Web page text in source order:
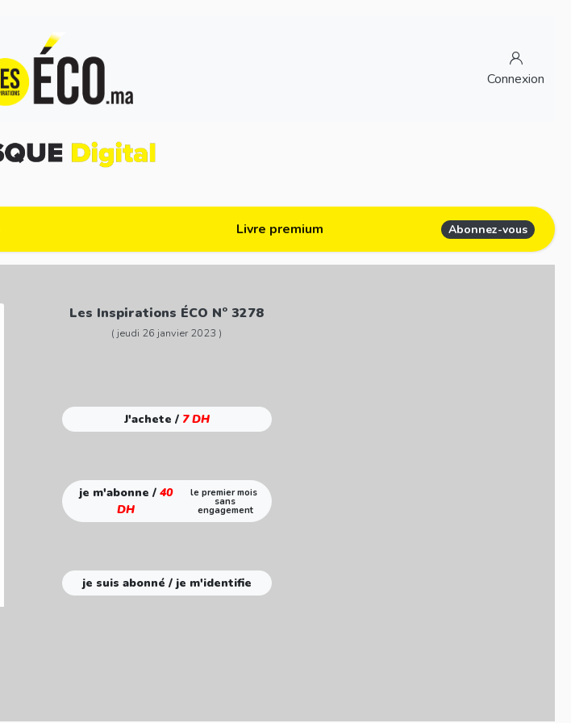
Connexion
Livre premium Abonnez-vous
Les Inspirations ÉCO N° 3278
( jeudi 26 janvier 2023 )
J'achete / 7 DH
je m'abonne / 40
DH
le premier mois
sans
engagement
je suis abonné / je m'identifie